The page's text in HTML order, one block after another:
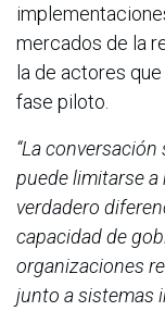
mercados de la
la de actores
fase piloto.
“La
puede limitarse a
verdadero
capacidad de
organizaciones
junto a sistemas